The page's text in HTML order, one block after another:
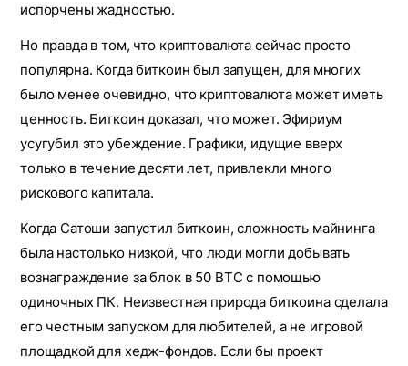
испорчены жадностью.
Но правда в том, что криптовалюта сейчас просто
популярна. Когда биткоин был запущен, для многих
было менее очевидно, что криптовалюта может иметь
ценность. Биткоин доказал, что может. Эфириум
усугубил это убеждение. Графики, идущие вверх
только в течение десяти лет, привлекли много
рискового капитала.
Когда Сатоши запустил биткоин, сложность майнинга
была настолько низкой, что люди могли добывать
вознаграждение за блок в 50 BTC с помощью
одиночных ПК. Неизвестная природа биткоина сделала
его честным запуском для любителей, а не игровой
площадкой для хедж-фондов. Если бы проект